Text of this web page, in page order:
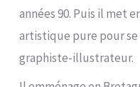
années 90. Puis il met
artistique pure pour
graphiste-illustrateur.